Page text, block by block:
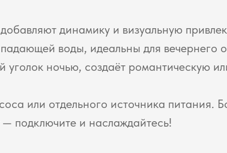
динамику и визуальную
воды, идеальны для вечернего
ночью, создаёт романтическую
или отдельного источника питания.
подключите и наслаждайтесь!